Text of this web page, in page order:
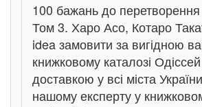
100 бажань до перетворення
Том 3. Харо Асо, Котаро
idea замовити за вигідною
книжковому каталозі
доставкою у всі міста
нашому експерту у